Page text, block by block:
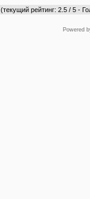
(текущий рейтинг: 2.5 / 5 -
Powered